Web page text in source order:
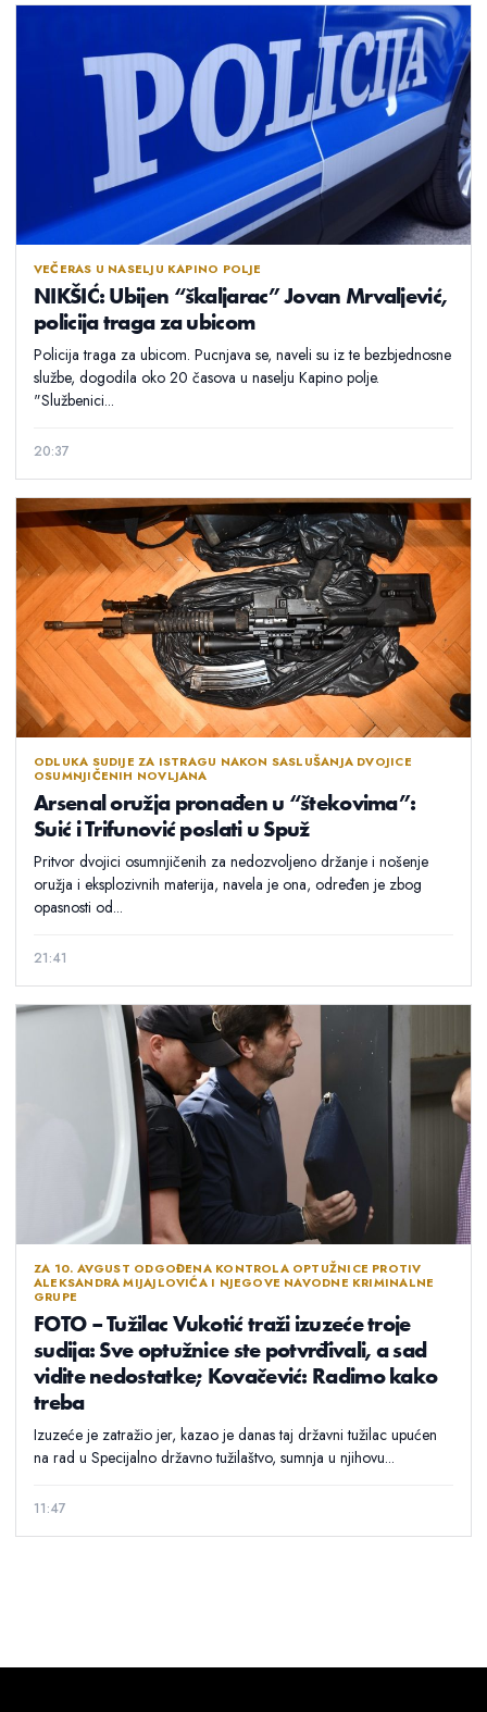
VEČERAS U NASELJU KAPINO POLJE
NIKŠIĆ: Ubijen “škaljarac” Jovan Mrvaljević,
policija traga za ubicom
Policija traga za ubicom. Pucnjava se, naveli su iz te bezbjednosne
službe, dogodila oko 20 časova u naselju Kapino polje.
"Službenici...
20:37
ODLUKA SUDIJE ZA ISTRAGU NAKON SASLUŠANJA DVOJICE
OSUMNJIČENIH NOVLJANA
Arsenal oružja pronađen u “štekovima”:
Suić i Trifunović poslati u Spuž
Pritvor dvojici osumnjičenih za nedozvoljeno držanje i nošenje
oružja i eksplozivnih materija, navela je ona, određen je zbog
opasnosti od...
21:41
ZA 10. AVGUST ODGOĐENA KONTROLA OPTUŽNICE PROTIV
ALEKSANDRA MIJAJLOVIĆA I NJEGOVE NAVODNE KRIMINALNE
GRUPE
FOTO – Tužilac Vukotić traži izuzeće troje
sudija: Sve optužnice ste potvrđivali, a sad
vidite nedostatke; Kovačević: Radimo kako
treba
Izuzeće je zatražio jer, kazao je danas taj državni tužilac upućen
na rad u Specijalno državno tužilaštvo, sumnja u njihovu...
11:47